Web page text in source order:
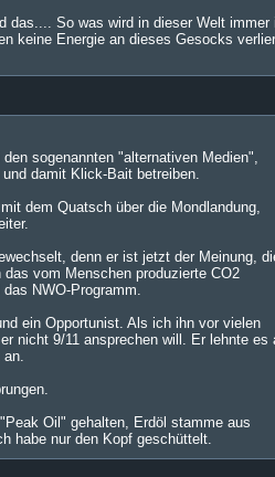
das.... So was wird in dieser Welt immer
keine Energie an dieses Gesocks
sogenannten "alternativen Medien",
damit Klick-Bait betreiben.
dem Quatsch über die Mondlandung,
denn er ist jetzt der Meinung,
das vom Menschen produzierte CO2
NWO-Programm.
ein Opportunist. Als ich ihn vor vielen
nicht 9/11 ansprechen will. Er lehnte es
an.
Oil" gehalten, Erdöl stamme aus
habe nur den Kopf geschüttelt.